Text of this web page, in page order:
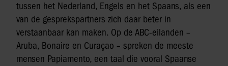
tussen het Nederland, Engels en het Spaans, als een
van de gesprekspartners zich daar beter in
verstaanbaar kan maken. Op de ABC-eilanden –
Aruba, Bonaire en Curaçao – spreken de meeste
mensen Papiamento, een taal die vooral Spaanse